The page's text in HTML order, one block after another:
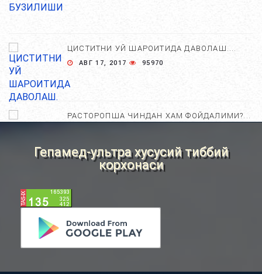
ЦИСТИТНИ УЙ ШАРОИТИДА ДАВОЛАШ....
АВГ 17, 2017 95970
РАСТОРОПША ЧИНДАН ХАМ ФОЙДАЛИМИ?...
НОСТАНДАРТ УСУЛЛАРИ....
АВГ 22, 2017 83695
ХОМИЛА МУДДАТИНИ АНИҚЛАШНИНГ
Гепамед-ультра хусусий тиббий
корхонаси